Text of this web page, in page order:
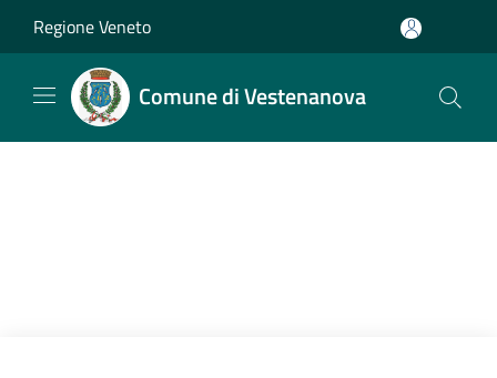
Regione Veneto
Comune di Vestenanova